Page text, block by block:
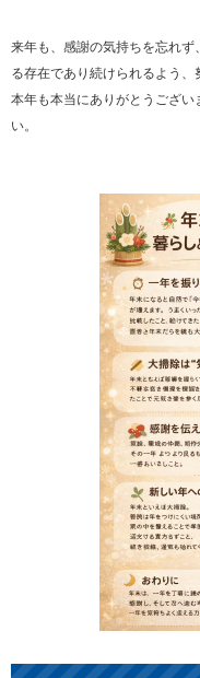
来年も、感謝の気持ちを忘れ
る存在であり続けられるよう、
本年も本当にありがとうござ
い。